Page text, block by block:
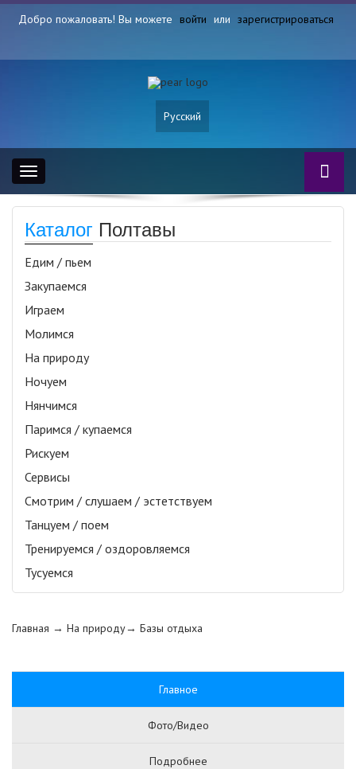
Добро пожаловать! Вы можете войти или зарегистрироваться
Русский
Toggle
navigation
Каталог Полтавы
Едим / пьем
Закупаемся
Играем
Молимся
На природу
Ночуем
Нянчимся
Паримся / купаемся
Рискуем
Сервисы
Смотрим / слушаем / эстетствуем
Танцуем / поем
Тренируемся / оздоровляемся
Тусуемся
Главная → На природу→ Базы отдыха
Главное
Фото/Видео
Подробнее